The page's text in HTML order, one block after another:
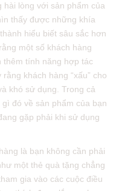
hài lòng với sản phẩm của
thấy được những khía
hiểu biết sâu sắc hơn
một số khách hàng
thêm tính năng hợp tác
khách hàng “xấu” cho
khó sử dụng. Trong cả
đó về sản phẩm của bạn
gặp phải khi sử dụng
là bạn không cần phải
một thẻ quà tặng chẳng
gia vào các cuộc điều